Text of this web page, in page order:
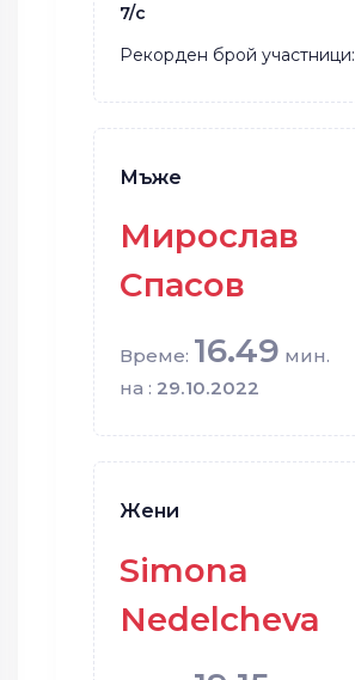
7/с
Рекорден брой участници:
Мъже
Мирослав
Спасов
Време: 16.49 мин.
на : 29.10.2022
Жени
Simona
Nedelcheva